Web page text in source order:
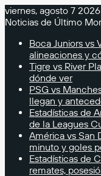
viernes, agosto 7 2026
Noticias de Último
Boca Juniors vs
alineaciones y
Tigre vs River
dónde ver
PSG vs
llegan y
Estadísticas de
de la Leagues
América vs San
minuto y goles
Estadísticas de
remates,